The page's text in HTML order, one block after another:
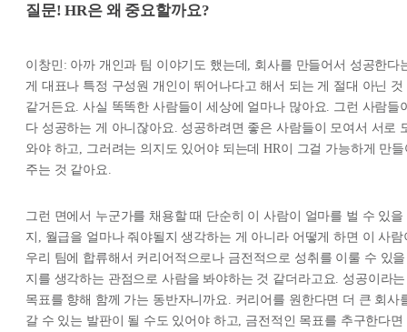
질문! HR은 왜 중요할까요?
이창민: 아까 개인과 팀 이야기도 했는데, 회사를 만들어서 성공한다
게 대표나 특정 구성원 개인이 뛰어나다고 해서 되는 게 절대 아닌 것
같거든요. 사실 똑똑한 사람들이 세상에 얼마나 많아요. 그런 사람들
다 성공하는 게 아니잖아요. 성공하려면 좋은 사람들이 모여서 서로
와야 하고, 그러려는 의지도 있어야 되는데 HR이 그걸 가능하게 만들
주는 것 같아요.
그런 면에서 누군가를 채용할 때 단순히 이 사람이 얼마를 벌 수 있을
지, 월급을 얼마나 줘야될지 생각하는 게 아니라 어떻게 하면 이 사람
우리 팀에 합류해서 커리어적으로나 금전적으로 성취를 이룰 수 있을
지를 생각하는 관점으로 사람을 봐야하는 것 같더라고요. 성공이라는
목표를 향해 함께 가는 동반자니까요. 커리어를 원한다면 더 큰 회사
갈 수 있는 발판이 될 수도 있어야 하고, 금전적인 목표를 추구한다면